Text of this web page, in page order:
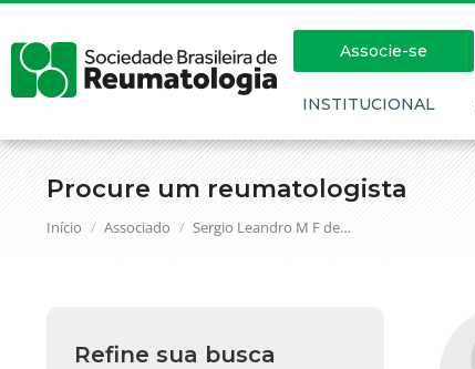
Procure um reumatologista
Você está aqui:
Início Associado Sergio Leandro M F de…
Associe-se
INSTITUCIONAL
Refine sua busca